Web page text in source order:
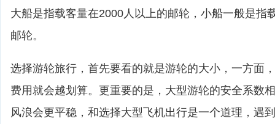
大船是指载客量在2000人以上的邮轮，小船一般是指
邮轮。
选择游轮旅行，首先要看的就是游轮的大小，一方面
费用就会越划算。更重要的是，大型游轮的安全系数
风浪会更平稳，和选择大型飞机出行是一个道理，遇